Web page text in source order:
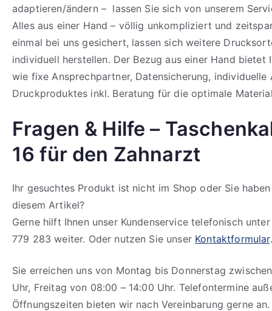
adaptieren/ändern – lassen Sie sich von unserem
Alles aus einer Hand – völlig unkompliziert und
einmal bei uns gesichert, lassen sich weitere
individuell herstellen. Der Bezug aus einer Hand bietet
wie fixe Ansprechpartner, Datensicherung, individuelle
Druckproduktes inkl. Beratung für die optimale
Fragen & Hilfe –
16 für den Zahnarzt
Ihr gesuchtes Produkt ist nicht im Shop oder Sie
diesem Artikel?
Gerne hilft Ihnen unser Kundenservice telefonisch
779 283 weiter. Oder nutzen Sie unser Kontaktformular.
Sie erreichen uns von Montag bis Donnerstag
Uhr, Freitag von 08:00 – 14:00 Uhr. Telefontermine
Öffnungszeiten bieten wir nach Vereinbarung gerne